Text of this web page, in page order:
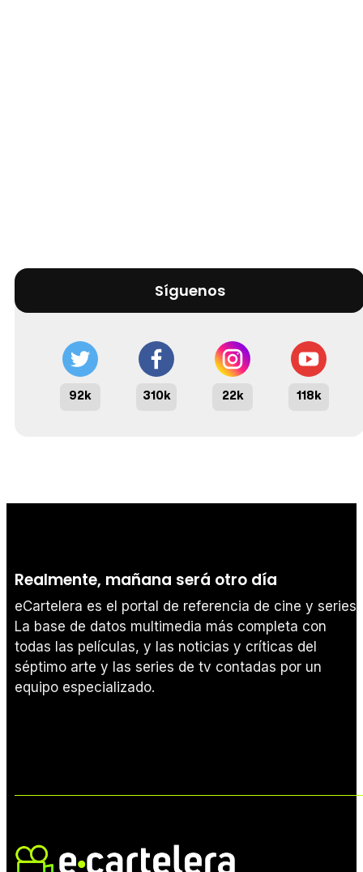
Síguenos
92k 310k 22k 118k
Realmente, mañana será otro día
eCartelera es el portal de referencia de cine y series.
La base de datos multimedia más completa con
todas las películas, y las noticias y críticas del
séptimo arte y las series de tv contadas por un
equipo especializado.